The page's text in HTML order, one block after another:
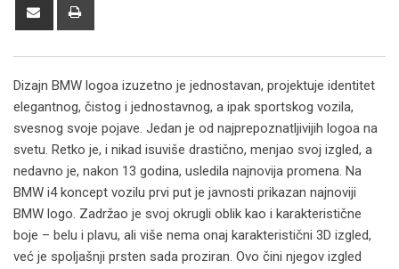
Share
Dizajn BMW logoa izuzetno je jednostavan, projektuje identitet
elegantnog, čistog i jednostavnog, a ipak sportskog vozila,
svesnog svoje pojave. Jedan je od najprepoznatljivijih logoa na
svetu. Retko je, i nikad isuviše drastično, menjao svoj izgled, a
nedavno je, nakon 13 godina, usledila najnovija promena. Na
BMW i4 koncept vozilu prvi put je javnosti prikazan najnoviji
BMW logo. Zadržao je svoj okrugli oblik kao i karakteristične
boje – belu i plavu, ali više nema onaj karakteristični 3D izgled,
već je spoljašnji prsten sada proziran. Ovo čini njegov izgled